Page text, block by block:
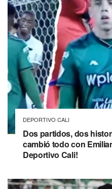
DEPORTIVO CALI
Dos partidos, dos
cambió todo con
Deportivo Cali!